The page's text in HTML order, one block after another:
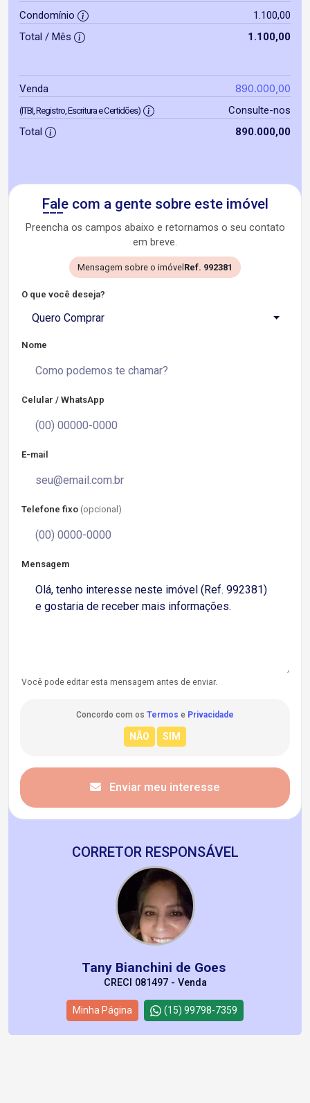
Condomínio
1.100,00
Total / Mês
1.100,00
Venda 890.000,00
(ITBI, Registro, Escritura e Certidões)
Consulte-nos
Total
890.000,00
Fale com a gente sobre este imóvel
Preencha os campos abaixo e retornamos o seu contato
em breve.
Mensagem sobre o imóvel Ref. 992381
O que você deseja?
Quero Comprar
Nome
Celular / WhatsApp
E-mail
Telefone fixo (opcional)
Mensagem
Você pode editar esta mensagem antes de enviar.
Concordo com os Termos e Privacidade
Enviar meu interesse
CORRETOR RESPONSÁVEL
Tany Bianchini de Goes
CRECI 081497 - Venda
Minha Página (15) 99798-7359